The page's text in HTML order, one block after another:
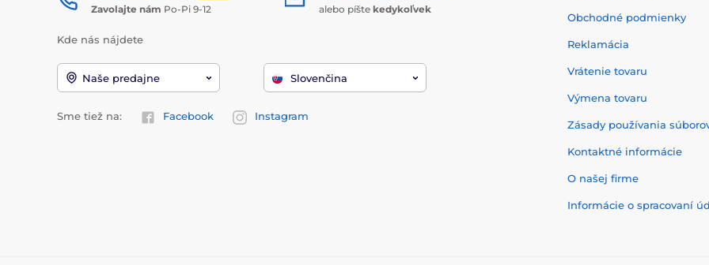
Zavolajte nám Po-Pi 9-12 alebo píšte kedykoľvek
Kde nás nájdete
Naše predajne Slovenčina
Sme tiež na: Facebook Instagram
Obchodné podmienky
Reklamácia
Vrátenie tovaru
Výmena tovaru
Zásady používania
Kontaktné informácie
O našej firme
Informácie o spracovaní